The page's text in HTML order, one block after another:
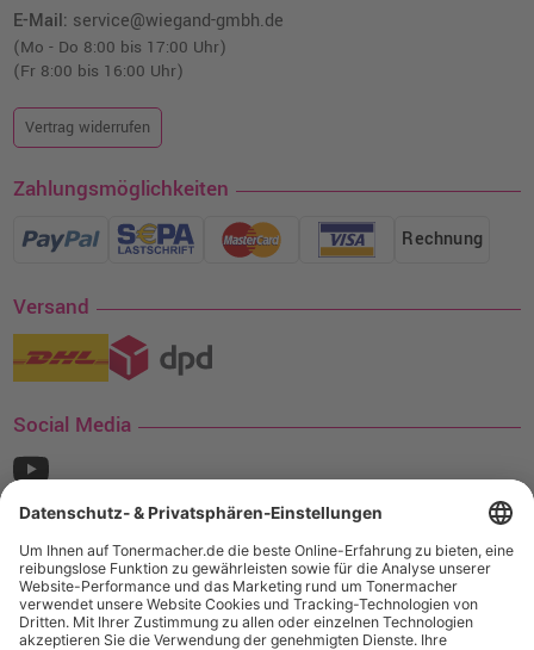
E-Mail: service@wiegand-gmbh.de
(Mo - Do 8:00 bis 17:00 Uhr)
(Fr 8:00 bis 16:00 Uhr)
Vertrag widerrufen
Zahlungsmöglichkeiten
Rechnung
Versand
Social Media
¹ Nur gültig für den Versand innerhalb Deutschlands. Befindet sich ein Warenwert
von mindestens 35€ (inkl. Mwst.) an Ampertec Artikeln in Ihrem Warenkorb, ist der
Versand für Sie kostenfrei.